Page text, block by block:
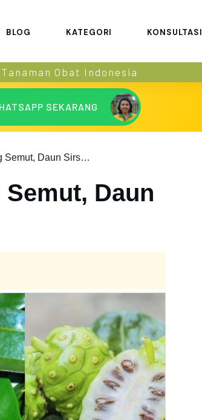
BLOG KATEGORI KONSULTASI
Obat Indonesia
SEKARANG
Herbal Kanker: Sarang Semut, Daun Sirsak, atau Noni
Daun